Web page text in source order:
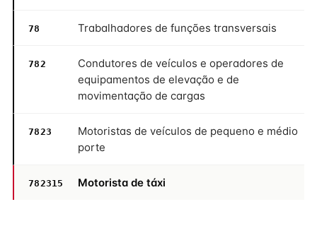
78 Trabalhadores de funções transversais
782
Condutores de veículos e operadores de
equipamentos de elevação e de
movimentação de cargas
7823
Motoristas de veículos de pequeno e médio
porte
782315 Motorista de táxi